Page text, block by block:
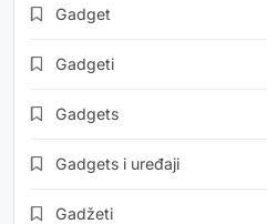
Gadget
Gadgeti
Gadgets
Gadgets i uređaji
Gadžeti